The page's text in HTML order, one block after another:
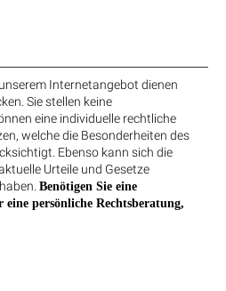
Internetangebot dienen
Sie stellen keine
eine individuelle rechtliche
welche die Besonderheiten des
Ebenso kann sich die
Urteile und Gesetze
Benötigen Sie eine
persönliche Rechtsberatung,